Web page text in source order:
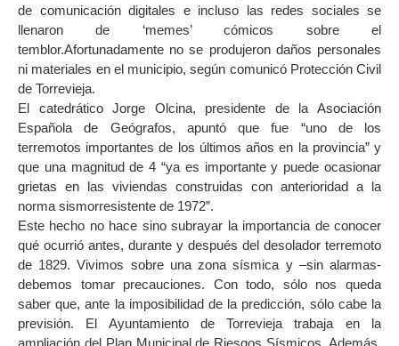
de comunicación digitales e incluso las redes sociales se
llenaron de ‘memes’ cómicos sobre el
temblor.Afortunadamente no se produjeron daños personales
ni materiales en el municipio, según comunicó Protección Civil
de Torrevieja.
El catedrático Jorge Olcina, presidente de la Asociación
Española de Geógrafos, apuntó que fue “uno de los
terremotos importantes de los últimos años en la provincia” y
que una magnitud de 4 “ya es importante y puede ocasionar
grietas en las viviendas construidas con anterioridad a la
norma sismorresistente de 1972”.
Este hecho no hace sino subrayar la importancia de conocer
qué ocurrió antes, durante y después del desolador terremoto
de 1829. Vivimos sobre una zona sísmica y –sin alarmas-
debemos tomar precauciones. Con todo, sólo nos queda
saber que, ante la imposibilidad de la predicción, sólo cabe la
previsión. El Ayuntamiento de Torrevieja trabaja en la